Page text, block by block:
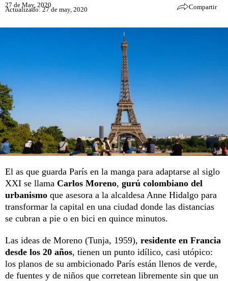
27 de May, 2020
Actualizado: 27 de may, 2020 Compartir
El as que guarda París en la manga para adaptarse al siglo
XXI se llama Carlos Moreno, gurú colombiano del
urbanismo que asesora a la alcaldesa Anne Hidalgo para
transformar la capital en una ciudad donde las distancias
se cubran a pie o en bici en quince minutos.
Las ideas de Moreno (Tunja, 1959), residente en Francia
desde los 20 años, tienen un punto idílico, casi utópico:
los planos de su ambicionado París están llenos de verde,
de fuentes y de niños que corretean libremente sin que un